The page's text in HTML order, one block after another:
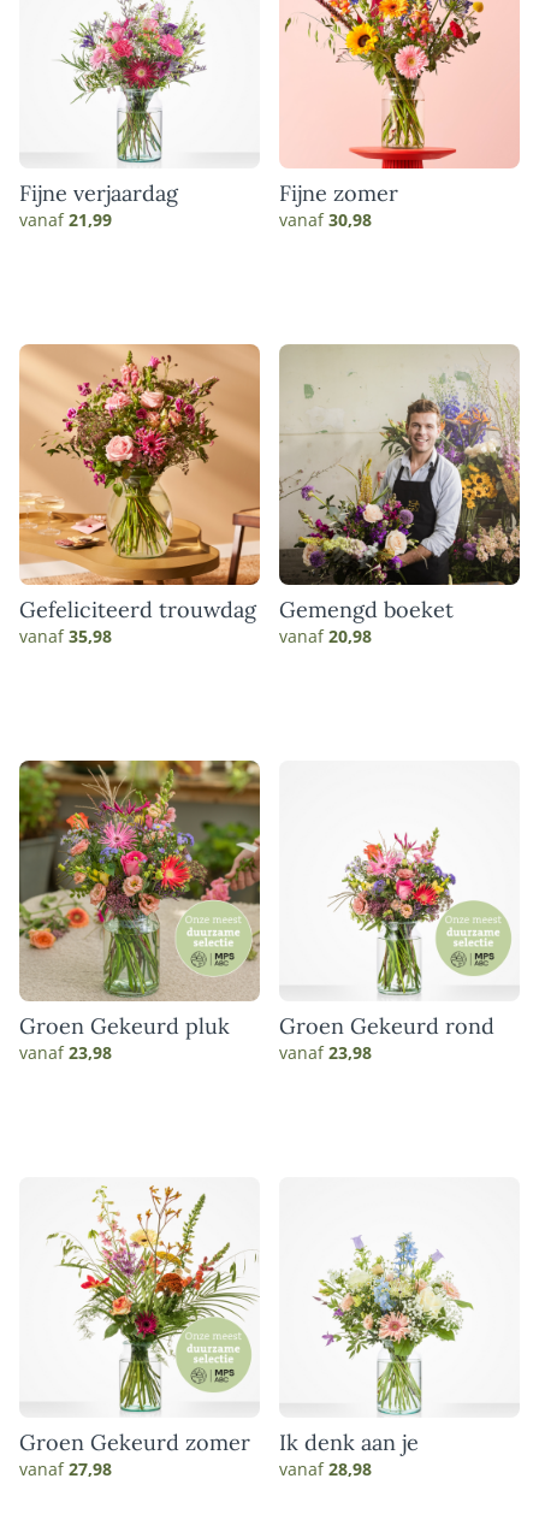
Fijne verjaardag
vanaf21,99
Fijne zomer
vanaf30,98
Gefeliciteerd trouwdag
vanaf35,98
Gemengd boeket
vanaf20,98
Groen Gekeurd pluk
vanaf23,98
Groen Gekeurd rond
vanaf23,98
Groen Gekeurd zomer
vanaf27,98
Ik denk aan je
vanaf28,98